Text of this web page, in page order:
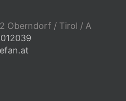
Oberndorf / Tirol / A